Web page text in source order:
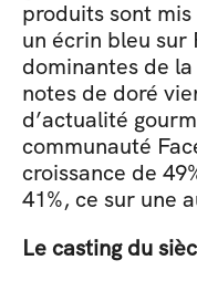
produits sont
un écrin bleu sur
dominantes de
notes de doré
d’actualité
communauté
croissance de
41%, ce sur une
Le casting du